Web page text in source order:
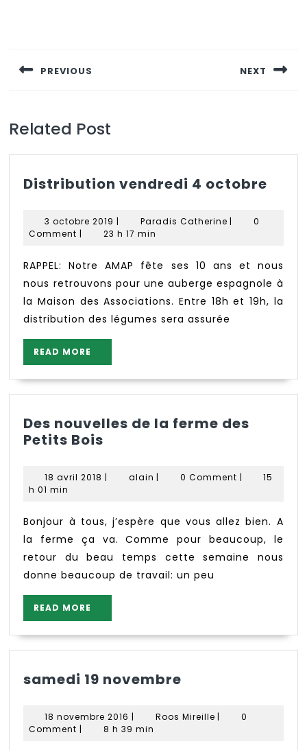
l’article
PREVIOUS NEXT
Related Post
Distribution vendredi 4 octobre
3 octobre 2019 3
octobre
| Paradis CatherineParadis
|
0
Comment | 23 h 17 min
RAPPEL: Notre AMAP fête ses 10 ans et nous
nous retrouvons pour une auberge espagnole à
la Maison des Associations. Entre 18h et 19h, la
distribution des légumes sera assurée
READ MORE
MORE
Des nouvelles de la ferme des
Petits Bois
de
des
Petits
Bois
18 avril 2018 18| alain alain
| 0 Comment |
15
h 01 min
Bonjour à tous, j’espère que vous allez bien. A
la ferme ça va. Comme pour beaucoup, le
retour du beau temps cette semaine nous
donne beaucoup de travail: un peu
READ MORE
MORE
samedi 19 novembre
novembre
18 novembre 2016 18
novembre
| Roos MireilleRoos
|
0
Comment | 8 h 39 min